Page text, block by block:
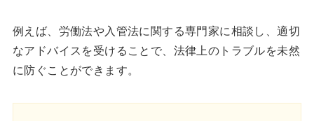
例えば、労働法や入管法に関する専門家に相談し、適切
なアドバイスを受けることで、法律上のトラブルを未然
に防ぐことができます。